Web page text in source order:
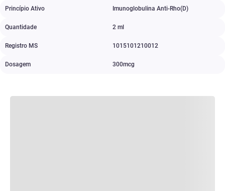
Princípio Ativo Imunoglobulina Anti-Rho(D)
Quantidade 2 ml
Registro MS 1015101210012
Dosagem 300mcg